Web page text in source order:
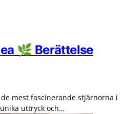
🌿 Berättelse
mest fascinerande stjärnorna i
uttryck och…